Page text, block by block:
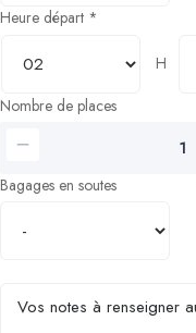
Heure départ *
H
Nombre de places
Bagages en soutes